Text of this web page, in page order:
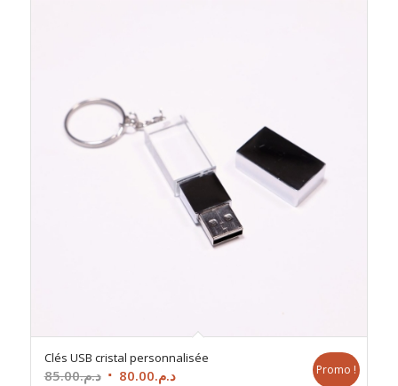
Clés USB cristal personnalisée
د.م.85.00
Le
د.م.80.00
Le
Promo !